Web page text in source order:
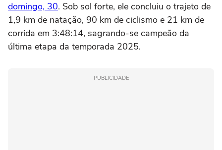
domingo, 30. Sob sol forte, ele concluiu o trajeto de
1,9 km de natação, 90 km de ciclismo e 21 km de
corrida em 3:48:14, sagrando-se campeão da
última etapa da temporada 2025.
PUBLICIDADE